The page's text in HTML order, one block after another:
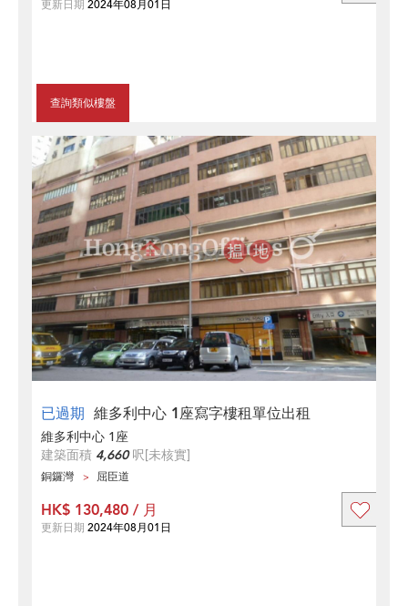
查詢類似樓盤
更新日期 2024年08月01日
已過期 維多利中心 1座寫字樓租單位出租
維多利中心 1座
建築面積 4,660呎[未核實]
銅鑼灣 屈臣道
HK$ 130,480 / 月
更新日期 2024年08月01日